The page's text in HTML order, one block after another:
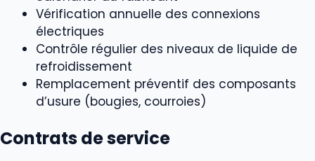
Vérification annuelle des connexions
électriques
Contrôle régulier des niveaux de liquide de
refroidissement
Remplacement préventif des composants
d’usure (bougies, courroies)
Contrats de service